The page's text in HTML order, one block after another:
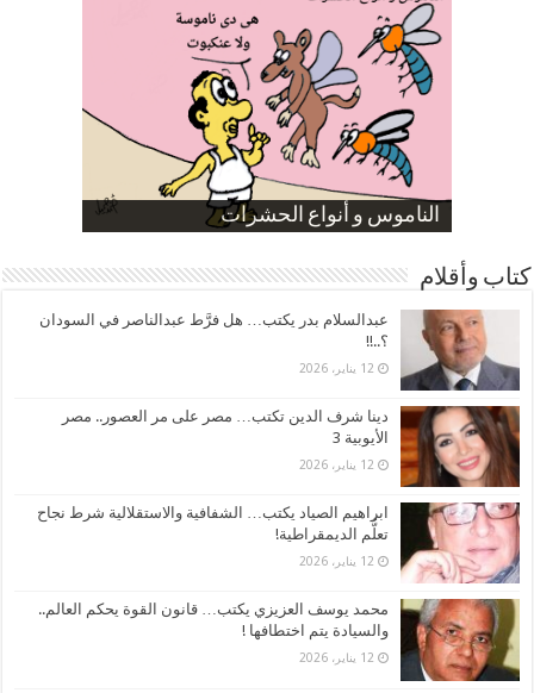
الناموس و أنواع الحشرات
الموظفين بعد ارتفاع الأسعار
ارتفاع نسبة الطلاق في مصر
صورة كاركاتيرية
صورة كاركاتيرية
كتاب وأقلام
عبدالسلام بدر يكتب… هل فرَّط عبدالناصر في السودان
؟..!!
12 يناير، 2026
دينا شرف الدين تكتب… مصر على مر العصور.. مصر
الأيوبية 3
12 يناير، 2026
ابراهيم الصياد يكتب… الشفافية والاستقلالية شرط نجاح
تعلُّم الديمقراطية!
12 يناير، 2026
محمد يوسف العزيزي يكتب… قانون القوة يحكم العالم..
والسيادة يتم اختطافها !
12 يناير، 2026